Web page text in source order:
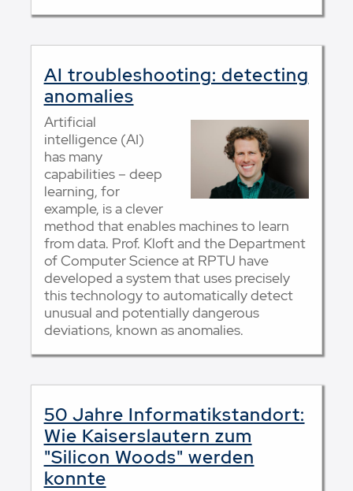
AI troubleshooting: detecting
anomalies
Artificial
intelligence (AI)
has many
capabilities – deep
learning, for
example, is a clever
method that enables machines to learn
from data. Prof. Kloft and the Department
of Computer Science at RPTU have
developed a system that uses precisely
this technology to automatically detect
unusual and potentially dangerous
deviations, known as anomalies.
50 Jahre Informatikstandort:
Wie Kaiserslautern zum
"Silicon Woods" werden
konnte